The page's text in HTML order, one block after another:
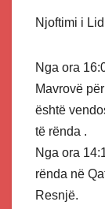
Njoftimi i
Nga ora
Mavrovë
është
të rënda .
Nga ora
rënda në
Resnjë.